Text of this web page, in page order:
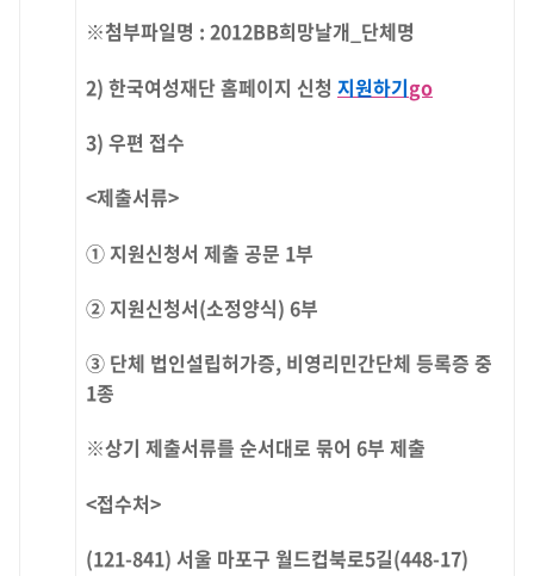
※첨부파일명 : 2012BB희망날개_단체명
2) 한국여성재단 홈페이지 신청 지원하기go
3) 우편 접수
<제출서류>
① 지원신청서 제출 공문 1부
② 지원신청서(소정양식) 6부
③ 단체 법인설립허가증, 비영리민간단체 등록증 중
1종
※상기 제출서류를 순서대로 묶어 6부 제출
<접수처>
(121-841) 서울 마포구 월드컵북로5길(448-17)